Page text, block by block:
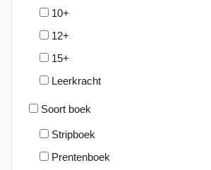
10+
12+
15+
Leerkracht
Soort boek
Stripboek
Prentenboek